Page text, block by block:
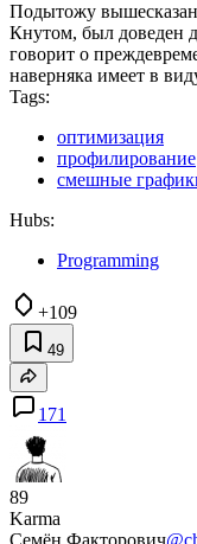
Подытожу
Кнутом, был доведен
говорит о
наверняка имеет в
Tags:
оптимизация
профилирование
смешные
Hubs:
Programming
+109
49
171
89
Karma
Семён Факторович